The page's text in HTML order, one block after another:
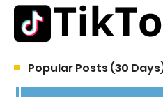
Popular Posts (30